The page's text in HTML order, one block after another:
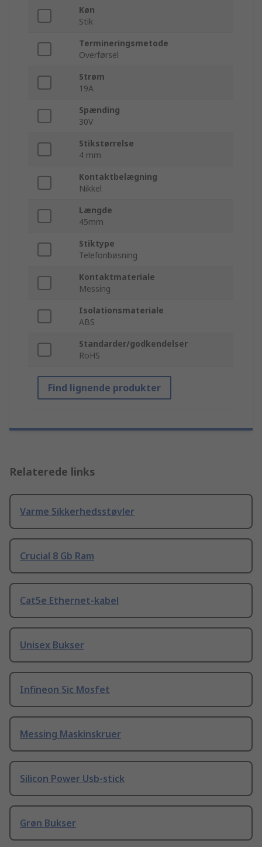
Køn
Stik
Termineringsmetode
Overførsel
Strøm
19A
Spænding
30V
Stikstørrelse
4 mm
Kontaktbelægning
Nikkel
Længde
45mm
Stiktype
Telefonbøsning
Kontaktmateriale
Messing
Isolationsmateriale
ABS
Standarder/godkendelser
RoHS
Find lignende produkter
Relaterede links
Varme Sikkerhedsstøvler
Crucial 8 Gb Ram
Cat5e Ethernet-kabel
Unisex Bukser
Infineon Sic Mosfet
Messing Maskinskruer
Silicon Power Usb-stick
Grøn Bukser